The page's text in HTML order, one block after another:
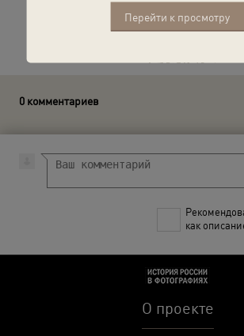
Перейти к просмотру
Расскажите друзьям об этом
0 комментариев
как
О проекте